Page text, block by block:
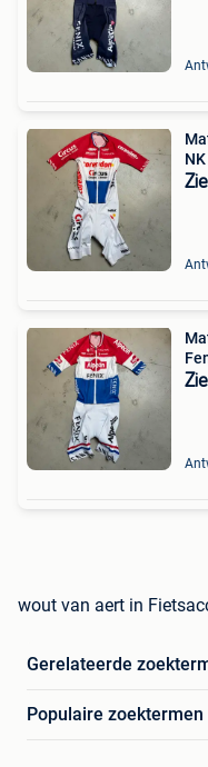
wout van aert in
Gerelateerde
Populaire zoektermen